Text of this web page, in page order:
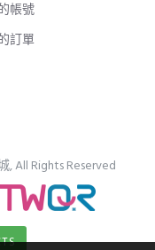
帳號
訂單
All Rights Reserved